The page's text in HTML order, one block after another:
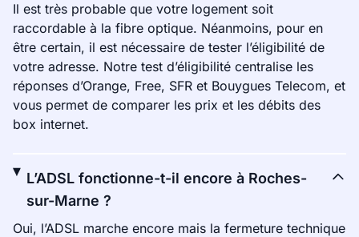
Il est très probable que votre logement soit
raccordable à la fibre optique. Néanmoins, pour en
être certain, il est nécessaire de tester l’éligibilité de
votre adresse. Notre test d’éligibilité centralise les
réponses d’Orange, Free, SFR et Bouygues Telecom, et
vous permet de comparer les prix et les débits des
box internet.
L’ADSL fonctionne-t-il encore à Roches-
sur-Marne ?
Oui, l’ADSL marche encore mais la fermeture technique